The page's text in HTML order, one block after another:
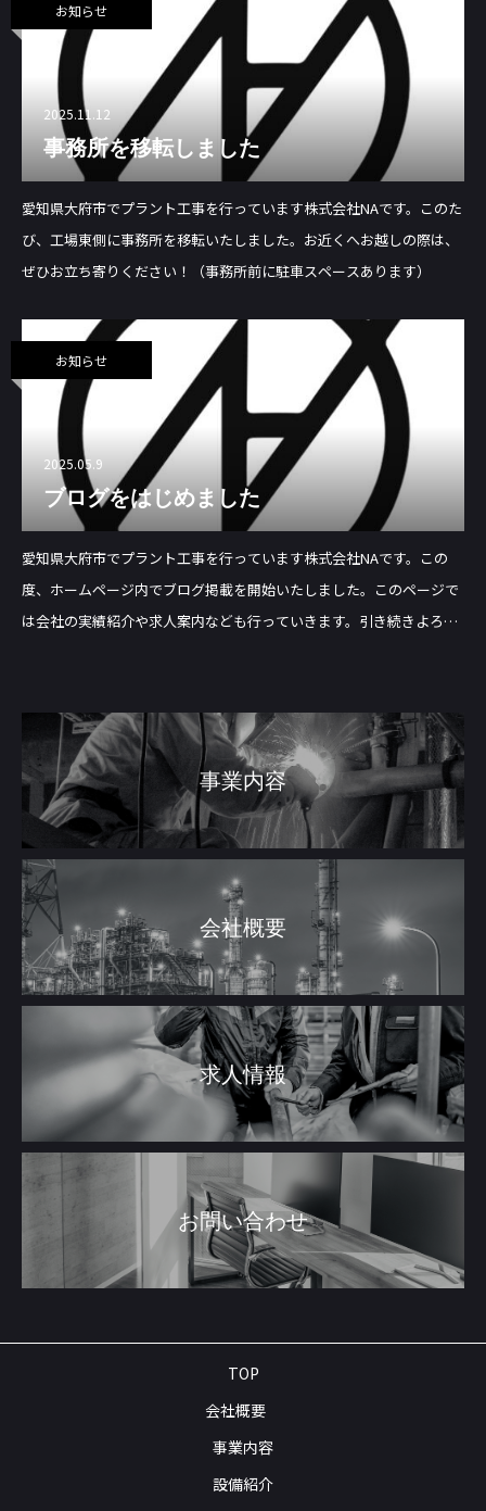
お知らせ
2025.11.12
事務所を移転しました
愛知県大府市でプラント工事を行っています株式会社NAです。このた
び、工場東側に事務所を移転いたしました。お近くへお越しの際は、
ぜひお立ち寄りください！（事務所前に駐車スペースあります）
お知らせ
2025.05.9
ブログをはじめました
愛知県大府市でプラント工事を行っています株式会社NAです。この
度、ホームページ内でブログ掲載を開始いたしました。このページで
は会社の実績紹介や求人案内なども行っていきます。引き続きよろし
事業内容
会社概要
求人情報
お問い合わせ
TOP
会社概要
事業内容
設備紹介